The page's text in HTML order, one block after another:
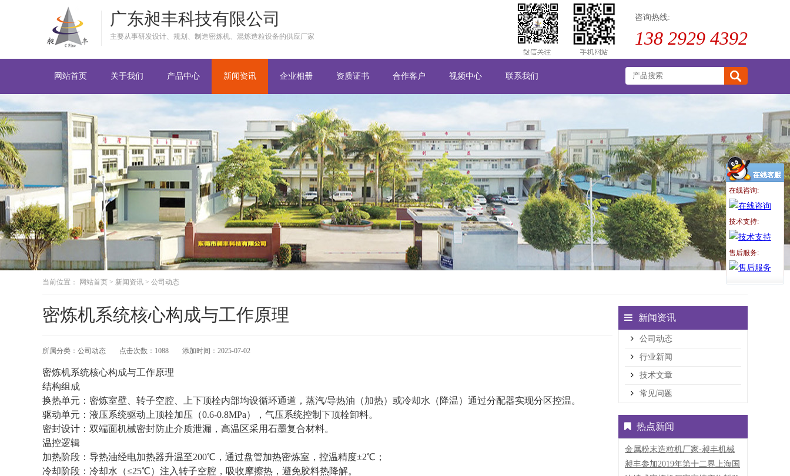
广东昶丰科技有限公司
主要从事研发设计、规划、制造密炼机、混炼造粒设备的供应厂家
咨询热线:
138 2929 4392
网站首页 关于我们 产品中心 新闻资讯 企业相册 资质证书 合作客户 视频中心 联系我们
当前位置： 网站首页 > 新闻资讯 > 公司动态
密炼机系统核心构成与工作原理‌
所属分类： 公司动态 点击次数： 1088 添加时间： 2025-07-02
密炼机系统核心构成与工作原理‌
‌结构组成‌
‌换热单元‌：密炼室壁、转子空腔、上下顶栓内部均设循环通道，蒸汽/导热油（加热）或冷却水（降温）通过分配器实现分区控温‌。
‌驱动单元‌：液压系统驱动上顶栓加压（0.6-0.8MPa），气压系统控制下顶栓卸料‌。
‌密封设计‌：双端面机械密封防止介质泄漏，高温区采用石墨复合材料‌。
‌温控逻辑‌
‌加热阶段‌：导热油经电加热器升温至200℃，通过盘管加热密炼室，控温精度±2℃‌；
‌冷却阶段‌：冷却水（≤25℃）注入转子空腔，吸收摩擦热，避免胶料热降解‌。
新闻资讯
公司动态
行业新闻
技术文章
常见问题
热点新闻
金属粉末造粒机厂家-昶丰机械
文化建设
昶丰参加2019年第十二界上海国
在线咨询:
技术支持:
售后服务: